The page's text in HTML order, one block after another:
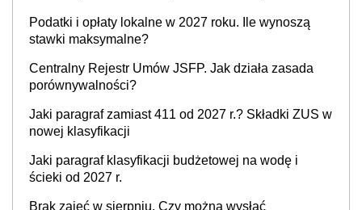
Podatki i opłaty lokalne w 2027 roku. Ile wynoszą
stawki maksymalne?
Centralny Rejestr Umów JSFP. Jak działa zasada
porównywalności?
Jaki paragraf zamiast 411 od 2027 r.? Składki ZUS w
nowej klasyfikacji
Jaki paragraf klasyfikacji budżetowej na wodę i
ścieki od 2027 r.
Brak zajęć w sierpniu. Czy można wysłać